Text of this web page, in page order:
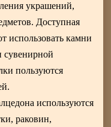
украшений,
Доступная
использовать камни
сувенирной
пользуются
используются
раковин,